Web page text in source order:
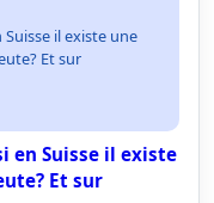
il existe une
Et sur
en Suisse il existe
Et sur